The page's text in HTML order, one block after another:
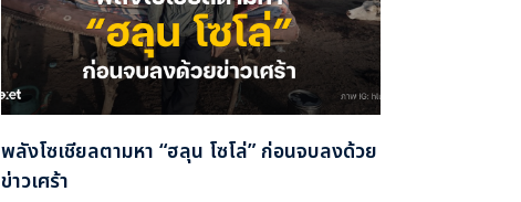
พลังโซเชียลตามหา “ฮลุน โซโล่” ก่อนจบลงด้วย
ข่าวเศร้า